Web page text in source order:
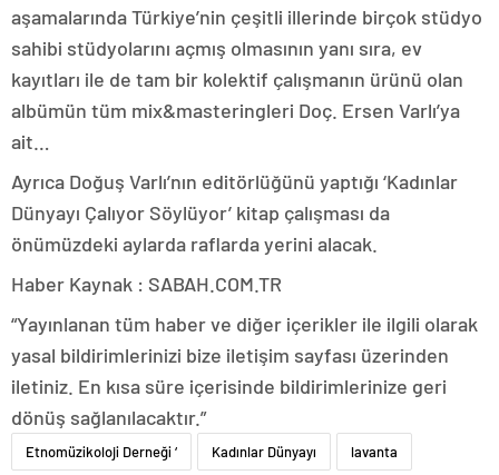
aşamalarında Türkiye’nin çeşitli illerinde birçok stüdyo
sahibi stüdyolarını açmış olmasının yanı sıra, ev
kayıtları ile de tam bir kolektif çalışmanın ürünü olan
albümün tüm mix&masteringleri Doç. Ersen Varlı’ya
ait…
Ayrıca Doğuş Varlı’nın editörlüğünü yaptığı ‘Kadınlar
Dünyayı Çalıyor Söylüyor’ kitap çalışması da
önümüzdeki aylarda raflarda yerini alacak.
Haber Kaynak : SABAH.COM.TR
“Yayınlanan tüm haber ve diğer içerikler ile ilgili olarak
yasal bildirimlerinizi bize iletişim sayfası üzerinden
iletiniz. En kısa süre içerisinde bildirimlerinize geri
dönüş sağlanılacaktır.”
Etnomüzikoloji Derneği ‘ Kadınlar Dünyayı lavanta